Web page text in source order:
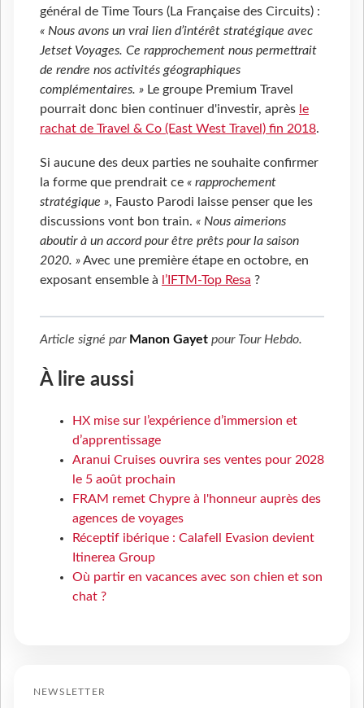
général de Time Tours (La Française des Circuits) :
« Nous avons un vrai lien d’intérêt stratégique avec
Jetset Voyages. Ce rapprochement nous permettrait
de rendre nos activités géographiques
complémentaires. » Le groupe Premium Travel
pourrait donc bien continuer d'investir, après le
rachat de Travel & Co (East West Travel) fin 2018.
Si aucune des deux parties ne souhaite confirmer
la forme que prendrait ce « rapprochement
stratégique », Fausto Parodi laisse penser que les
discussions vont bon train. « Nous aimerions
aboutir à un accord pour être prêts pour la saison
2020. »Avec une première étape en octobre, en
exposant ensemble à
l’IFTM-Top Resa ?
Article signé par Manon Gayet pour Tour Hebdo.
À lire aussi
HX mise sur l’expérience d’immersion et
d’apprentissage
Aranui Cruises ouvrira ses ventes pour 2028
le 5 août prochain
FRAM remet Chypre à l'honneur auprès des
agences de voyages
Réceptif ibérique : Calafell Evasion devient
Itinerea Group
Où partir en vacances avec son chien et son
chat ?
NEWSLETTER